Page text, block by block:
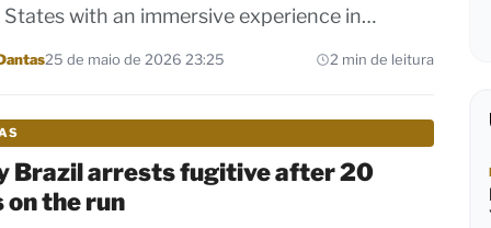
with an immersive experience in…
25 de maio de 2026 23:25 2 min de leitura
Brazil arrests fugitive after 20
on the run